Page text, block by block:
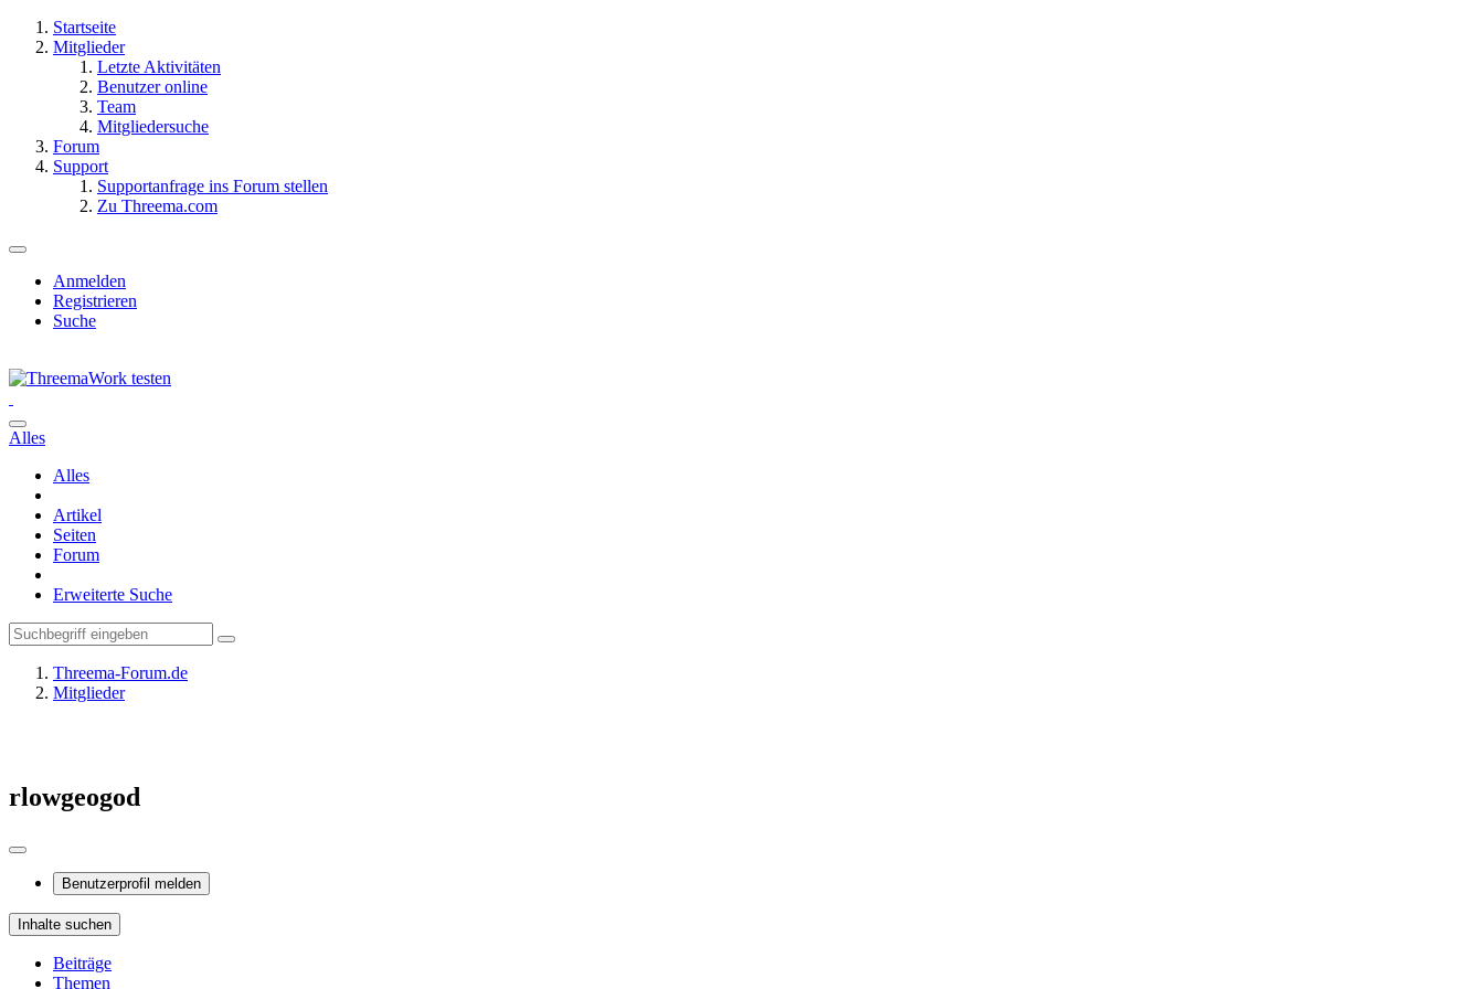
Startseite
Mitglieder
Letzte Aktivitäten
Benutzer online
Team
Mitgliedersuche
Forum
Support
Supportanfrage ins Forum stellen
Zu Threema.com
Anmelden
Registrieren
Suche
Alles
Alles
Artikel
Seiten
Forum
Erweiterte Suche
Threema-Forum.de
Mitglieder
rlowgeogod
Benutzerprofil melden
Inhalte suchen
Beiträge
Themen